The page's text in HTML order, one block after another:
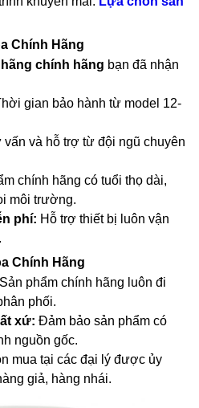
Chính Hãng
chính hãng bạn đã nhận
gian bảo hành từ model 12-
và hỗ trợ từ đội ngũ chuyên
chính hãng có tuổi thọ dài,
môi trường.
phí: Hỗ trợ thiết bị luôn vận
Chính Hãng
Sản phẩm chính hãng luôn đi
phối.
xứ: Đảm bảo sản phẩm có
nguồn gốc.
mua tại các đại lý được ủy
giả, hàng nhái.